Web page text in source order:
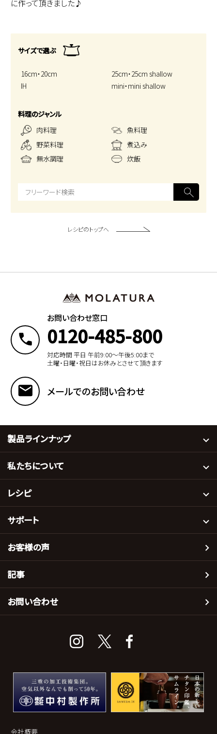
に作って頂きました♪
サイズで選ぶ
16cm・20cm
25cm・25cm shallow
IH
mini・mini shallow
料理のジャンル
肉料理
魚料理
野菜料理
煮込み
無水調理
炊飯
レシピのトップへ
お問い合わせ窓口
0120-485-800
対応時間 平日 午前9:00〜午後5:00まで
土曜・日曜・祝日はお休みとさせて頂きます
メールでのお問い合わせ
製品ラインナップ
私たちについて
レシピ
サポート
お客様の声
記事
お問い合わせ
会社概要